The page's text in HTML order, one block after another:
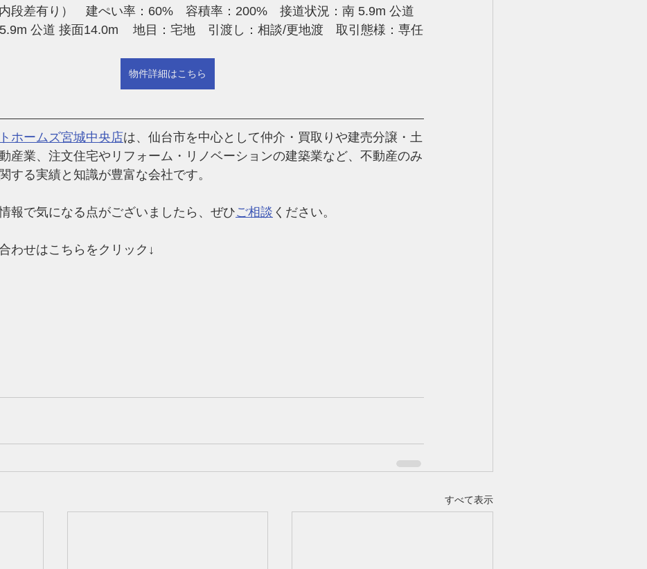
段差有り）　建ぺい率：60%　容積率：200%　接道状況：南 5.9m 公道
地目：宅地　引渡し：相談/更地渡　取引態様：専任
物件詳細はこちら
ホームズ宮城中央店は、仙台市を中心として仲介・買取りや建売分譲・土
産業、注文住宅やリフォーム・リノベーションの建築業など、 不動産のみ
する実績と知識が豊富な会社です。
報で気になる点がございましたら、ぜひご相談 ください。
わせはこちらをクリック↓
すべて表示